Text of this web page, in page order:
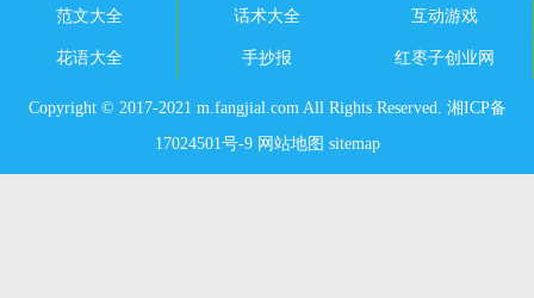
范文大全 话术大全 互动游戏
花语大全 手抄报 红枣子创业网
Copyright © 2017-2021 m.fangjial.com All Rights Reserved. 湘ICP备
17024501号-9 网站地图 sitemap